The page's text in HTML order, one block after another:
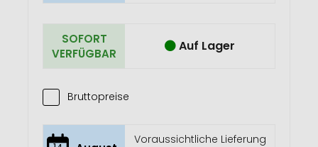
SOFORT
VERFÜGBAR
Auf Lager
Bruttopreise
Voraussichtliche Lieferung